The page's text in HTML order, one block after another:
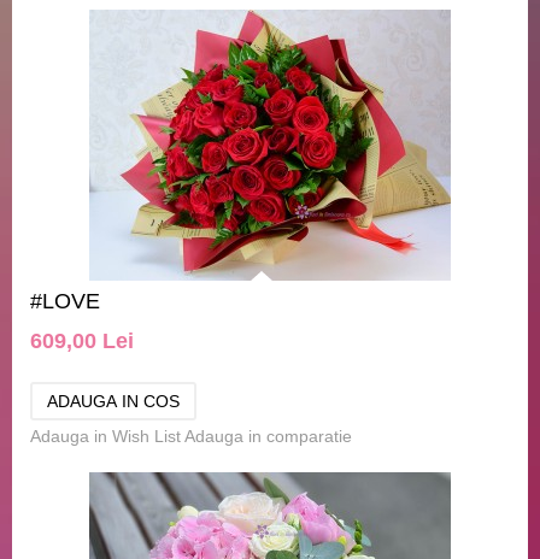
#LOVE
609,00 Lei
Adauga in Wish ListAdauga in comparatie